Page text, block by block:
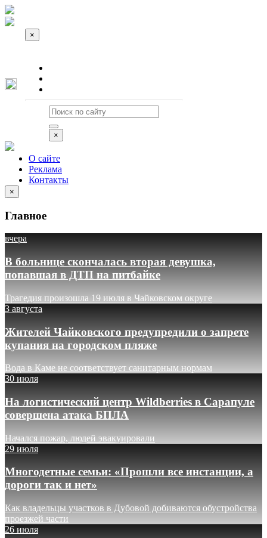
×
×
О сайте
Реклама
Контакты
×
Главное
вчера
В больнице скончалась вторая девушка,
попавшая в ДТП на питбайке
Трагедия произошла 19 июля в Чайковском округе
3 августа
Жителей Чайковского предупредили о запрете
купания на городском пляже
Вода в Каме не соответствует санитарным нормам
30 июля
На логистический центр Wildberries в Сарапуле
совершена атака БПЛА
Начался пожар, людей эвакуировали
29 июля
Многодетные семьи: «Прошли все инстанции, а
дороги так и нет»
Как владельцы участков в Дубовой добиваются обустройства
проезжей части
26 июля